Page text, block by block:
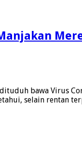
bawa Virus
selain rentan